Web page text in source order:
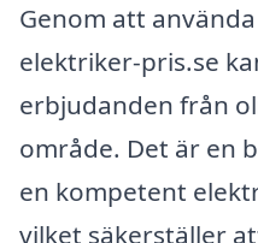
Genom att
elektriker-pris.se
erbjudanden från
område. Det är en
en kompetent
vilket säkerställer